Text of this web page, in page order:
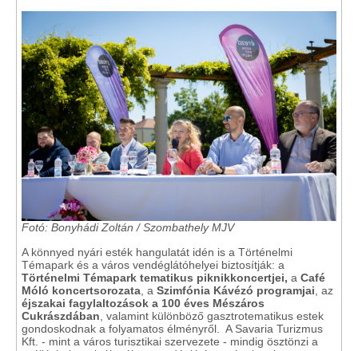
Fotó: Bonyhádi Zoltán / Szombathely MJV
A könnyed nyári esték hangulatát idén is a Történelmi
Témapark és a város vendéglátóhelyei biztosítják: a
Történelmi Témapark tematikus piknikkoncertjei, a Café
Móló koncertsorozata , a Szimfónia Kávézó programjai , az
éjszakai fagylaltozások a 100 éves Mészáros
Cukrászdában , valamint különböző gasztrotematikus estek
gondoskodnak a folyamatos élményről. A Savaria Turizmus
Kft. - mint a város turisztikai szervezete - mindig ösztönzi a